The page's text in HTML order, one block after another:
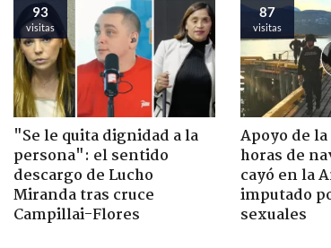
93
visitas
"Se le quita dignidad a la
persona": el sentido
descargo de Lucho
Miranda tras cruce
Campillai-Flores
87
visitas
Apoyo de
horas de
cayó en la
imputado
sexuales